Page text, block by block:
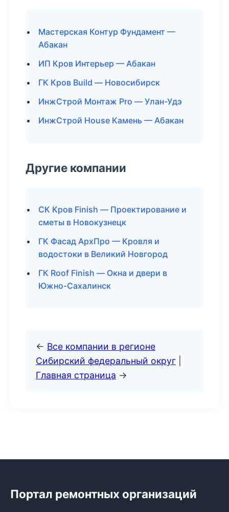
Мастерская Контур Фундамент —
Абакан
ИП Кров Интерьер — Абакан
ГК Кров Build — Новосибирск
ИнжСтрой Монтаж Pro — Улан-Удэ
ИнжСтрой House Камень — Абакан
Другие компании
СК Кров Finish — Проектирование и
сметы в Новокузнецк
ГК Фасад АрхПро — Кровля и
водостоки в Великий Новгород
ГК Roof Finish — Окна и двери в
Южно-Сахалинск
← Все компании в регионе
Сибирский федеральный округ
Главная страница →
Портал ремонтных организаций